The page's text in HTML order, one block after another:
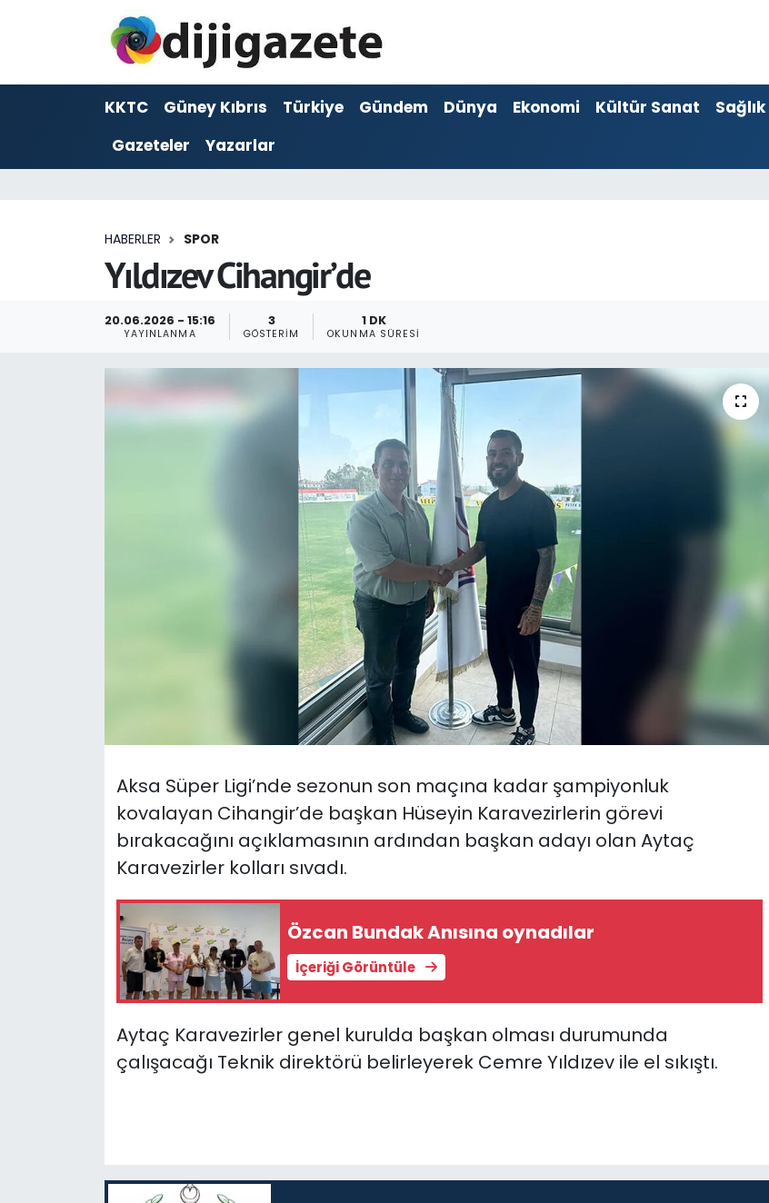
KKTC Güney Kıbrıs Türkiye Gündem Dünya Ekonomi Kültür Sanat Sağlık
Gazeteler
Yazarlar
HABERLER SPOR
Yıldızev Cihangir’de
20.06.2026 - 15:16
YAYINLANMA
3
GÖSTERIM
1 DK
OKUNMA SÜRESI
Aksa Süper Ligi’nde sezonun son maçına kadar şampiyonluk
kovalayan Cihangir’de başkan Hüseyin Karavezirlerin görevi
bırakacağını açıklamasının ardından başkan adayı olan Aytaç
Karavezirler kolları sıvadı.
Özcan Bundak Anısına oynadılar
İçeriği Görüntüle
Aytaç Karavezirler genel kurulda başkan olması durumunda
çalışacağı Teknik direktörü belirleyerek Cemre Yıldızev ile el sıkıştı.
ADVERTORIAL
Dijigazete
Teknoloji
Video Galeri
Hava Durumu
Trafik Durumu